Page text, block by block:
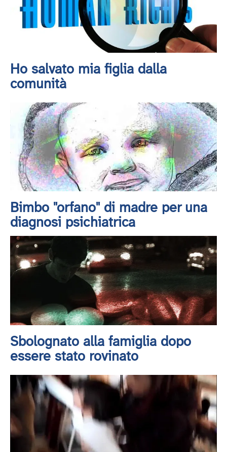
Ho salvato mia figlia dalla
comunità
Bimbo "orfano" di madre per una
diagnosi psichiatrica
Sbolognato alla famiglia dopo
essere stato rovinato